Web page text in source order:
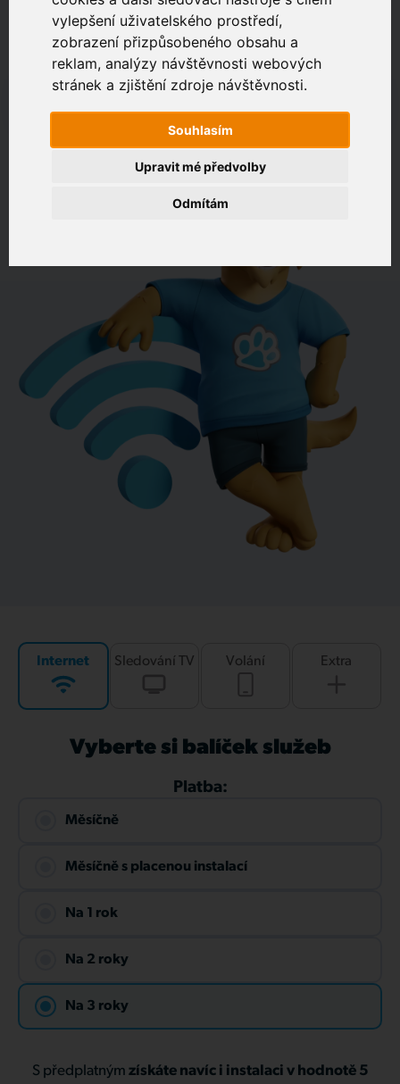
vylepšení uživatelského prostředí,
zobrazení přizpůsobeného obsahu a
reklam, analýzy návštěvnosti webových
stránek a zjištění zdroje návštěvnosti.
Souhlasím
Odmítám
Upravit mé předvolby
Zákaznický portál
Jak rychlé je připojení na vaší adrese?
Internet Sledování TV Volání Extra
Vyberte si balíček služeb
Platba:
Měsíčně
Měsíčně s placenou instalací
Na 1 rok
Na 2 roky
Na 3 roky
S předplatným získáte navíc i instalaci v hodnotě 5